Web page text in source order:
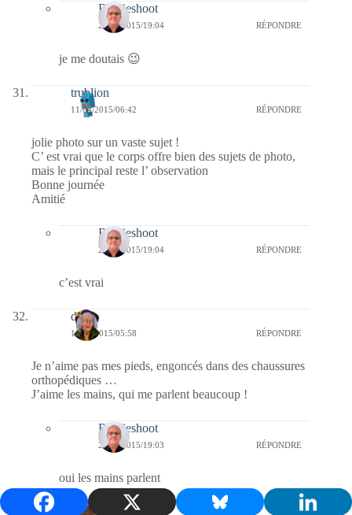
Bernieshoot
23/04/2015/19:04 RÉPONDRE
je me doutais 😉
trublion
11/04/2015/06:42 RÉPONDRE
jolie photo sur un vaste sujet !
C’ est vrai que le corps offre bien des sujets de photo,
mais le principal reste l’ observation
Bonne journée
Amitié
Bernieshoot
23/04/2015/19:04 RÉPONDRE
c’est vrai
dom
11/04/2015/05:58 RÉPONDRE
Je n’aime pas mes pieds, engoncés dans des chaussures
orthopédiques …
J’aime les mains, qui me parlent beaucoup !
Bernieshoot
23/04/2015/19:03 RÉPONDRE
oui les mains parlent
Maria-Lina